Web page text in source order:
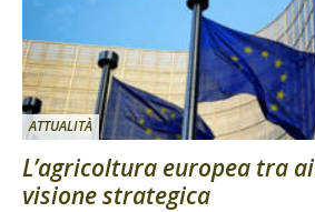
ATTUALITÀ
L’agricoltura europea tra
visione strategica